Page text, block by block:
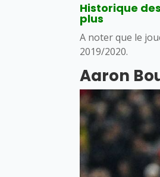
Historique
plus
A noter que le
2019/2020.
Aaron